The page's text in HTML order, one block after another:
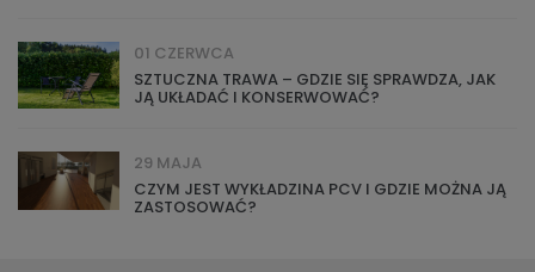
01 CZERWCA
SZTUCZNA TRAWA – GDZIE SIĘ SPRAWDZA, JAK
JĄ UKŁADAĆ I KONSERWOWAĆ?
29 MAJA
CZYM JEST WYKŁADZINA PCV I GDZIE MOŻNA JĄ
ZASTOSOWAĆ?